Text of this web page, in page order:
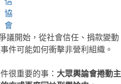
協
會
議開始，從社會信任、捐款變動
件可能如何衝擊非營利組織。
很重要的事： 大眾輿論會捲動主